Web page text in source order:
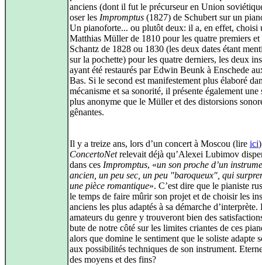
anciens (dont il fut le précurseur en Union
oser les Impromptus (1827) de Schubert sur un
Un pianoforte... ou plutôt deux: il a, en effet, choisi
Matthias Müller de 1810 pour les quatre premiers et
Schantz de 1828 ou 1830 (les deux dates étant
sur la pochette) pour les quatre derniers, les deux
ayant été restaurés par Edwin Beunk à Enschede
Bas. Si le second est manifestement plus élaboré
mécanisme et sa sonorité, il présente également une
plus anonyme que le Müller et des distorsions
gênantes.
Il y a treize ans, lors d’un concert à Moscou (lire ici
ConcertoNetrelevait déjà qu’Alexei Lubimov
dans ces Impromptus, «un son proche d’un
ancien, un peu sec, un peu "baroqueux", qui
une pièce romantique». C’est dire que le pianiste
le temps de faire mûrir son projet et de choisir les
anciens les plus adaptés à sa démarche d’interprète.
amateurs du genre y trouveront bien des
bute de notre côté sur les limites criantes de ces
alors que domine le sentiment que le soliste adapte
aux possibilités techniques de son instrument.
des moyens et des fins?